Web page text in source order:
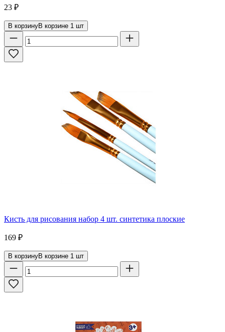
23 ₽
В корзинуВ корзине 1 шт
Кисть для рисования набор 4 шт. синтетика плоские
169 ₽
В корзинуВ корзине 1 шт